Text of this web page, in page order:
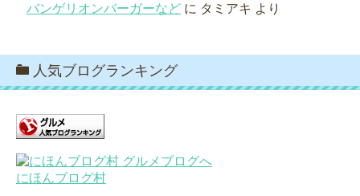
バンゲリオンバーガーなど に タミアキ より
人気ブログランキング
にほんブログ村